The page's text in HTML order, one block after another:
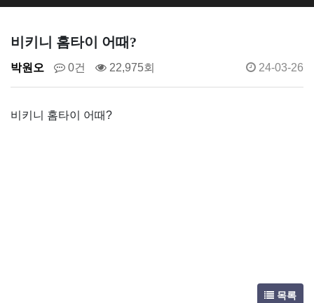
비키니 홈타이 어때?
박원오 0건 22,975회 24-03-26
비키니 홈타이 어때?
목록